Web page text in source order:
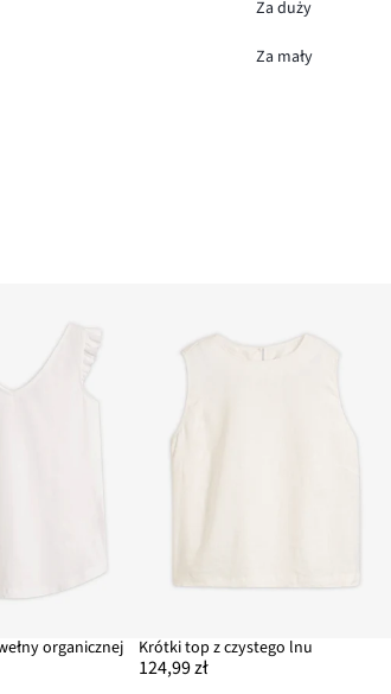
Za duży
Za mały
organicznej Krótki top z czystego lnu
124,99 zł